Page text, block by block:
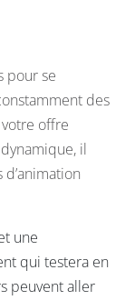
pour se
des
offre
il
une
qui testera en
peuvent aller